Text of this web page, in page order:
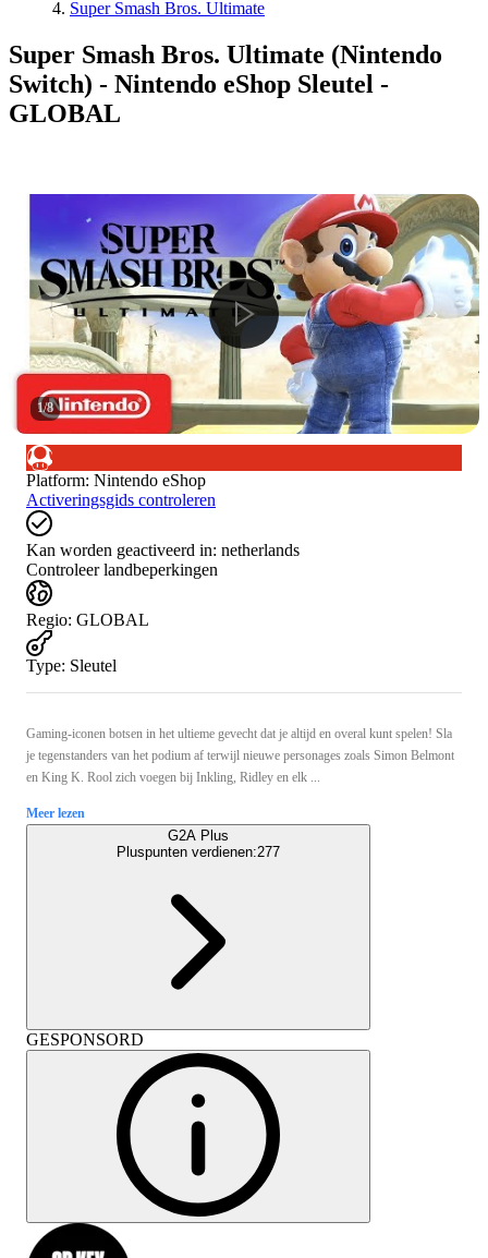
Super Smash Bros. Ultimate
Super Smash Bros. Ultimate (Nintendo
Switch) - Nintendo eShop Sleutel -
GLOBAL
1/8
Platform: Nintendo eShop
Activeringsgids controleren
Kan worden geactiveerd in: netherlands
Controleer landbeperkingen
Regio: GLOBAL
Type: Sleutel
Gaming-iconen botsen in het ultieme gevecht dat je altijd en overal kunt spelen! Sla
je tegenstanders van het podium af terwijl nieuwe personages zoals Simon Belmont
en King K. Rool zich voegen bij Inkling, Ridley en elk ...
Meer lezen
G2A Plus
Pluspunten verdienen:277
GESPONSORD